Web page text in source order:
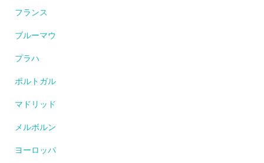
フランス
ブルーマウ
プラハ
ポルトガル
マドリッド
メルボルン
ヨーロッパ